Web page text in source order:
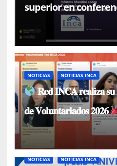
superior en
el Dr. Paulo Falcón
NOTICIAS NOTICIAS INCA
𝐑𝐞𝐝 𝐈𝐍𝐂𝐀 𝐫𝐞𝐚𝐥𝐢𝐳𝐚
𝐝𝐞 𝐕𝐨𝐥𝐮𝐧𝐭𝐚𝐫𝐢𝐚𝐝𝐨𝐬 𝟐𝟎𝟐𝟔
NOTICIAS NOTICIAS INCA